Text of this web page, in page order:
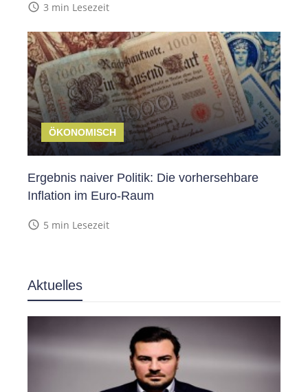
access_time 3 min Lesezeit
ÖKONOMISCH
Ergebnis naiver Politik: Die vorhersehbare
Inflation im Euro-Raum
access_time 5 min Lesezeit
Aktuelles